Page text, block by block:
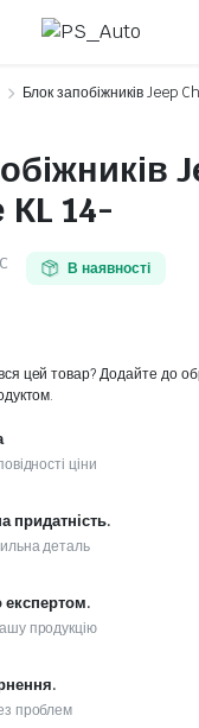
Блок запобіжників Jeep
14-
В наявності
цей товар? Додайте до
ціни
придатність.
деталь
експертом.
продукцію
проблем